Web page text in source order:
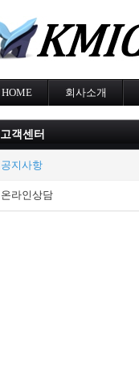
HOME 회사소개
고객센터
공지사항
온라인상담